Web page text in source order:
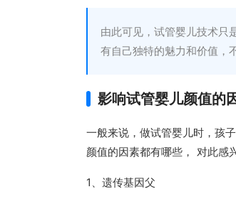
由此可见，试管婴儿技术只
有自己独特的魅力和价值，
影响试管婴儿颜值的
一般来说，做试管婴儿时，孩
颜值的因素都有哪些， 对此感
1、遗传基因父